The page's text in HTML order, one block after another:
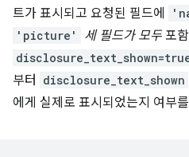
트가 표시되고 요청된 필드에
'picture' 세 필드가 모두 포
부터
disclosure_text_shown
에게 실제로 표시되었는지 여부